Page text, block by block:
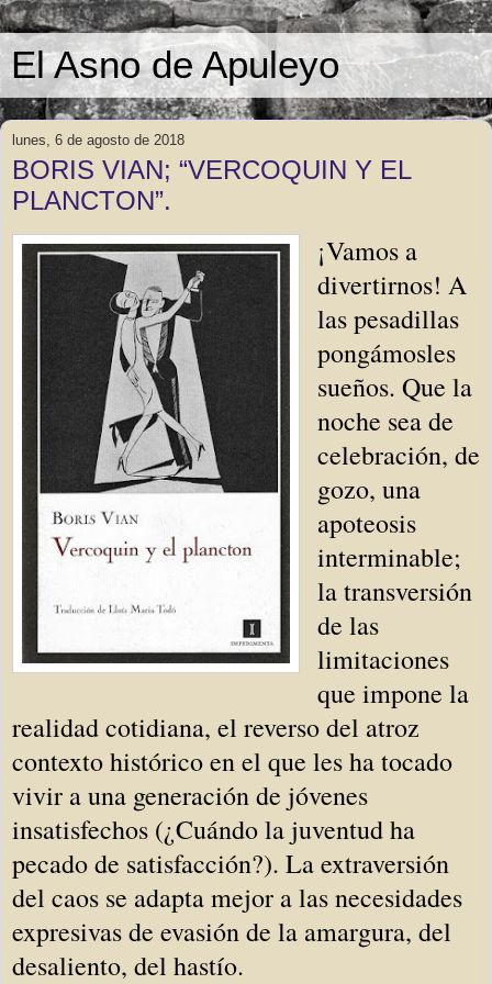
El Asno de Apuleyo
lunes, 6 de agosto de 2018
BORIS VIAN; “VERCOQUIN Y EL
PLANCTON”.
¡Vamos a
divertirnos! A
las pesadillas
pongámosles
sueños. Que la
noche sea de
celebración, de
gozo, una
apoteosis
interminable;
la transversión
de las
limitaciones
que impone la
realidad cotidiana, el reverso del atroz
contexto histórico en el que les ha tocado
vivir a una generación de jóvenes
insatisfechos (¿Cuándo la juventud ha
pecado de satisfacción?). La extraversión
del caos se adapta mejor a las necesidades
expresivas de evasión de la amargura, del
desaliento, del hastío.